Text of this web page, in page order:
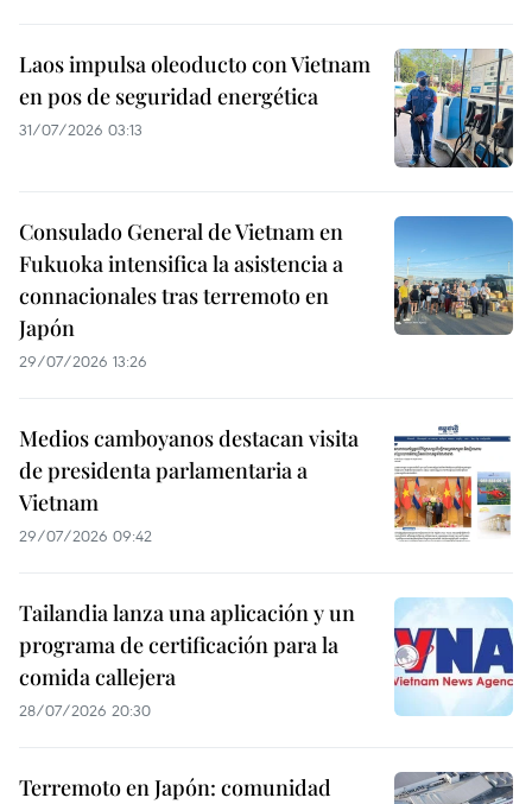
Laos impulsa oleoducto con Vietnam
en pos de seguridad energética
31/07/2026 03:13
Consulado General de Vietnam en
Fukuoka intensifica la asistencia a
connacionales tras terremoto en
Japón
29/07/2026 13:26
Medios camboyanos destacan visita
de presidenta parlamentaria a
Vietnam
29/07/2026 09:42
Tailandia lanza una aplicación y un
programa de certificación para la
comida callejera
28/07/2026 20:30
Terremoto en Japón: comunidad